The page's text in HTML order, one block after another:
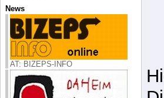
News
AT: BIZEPS-INFO